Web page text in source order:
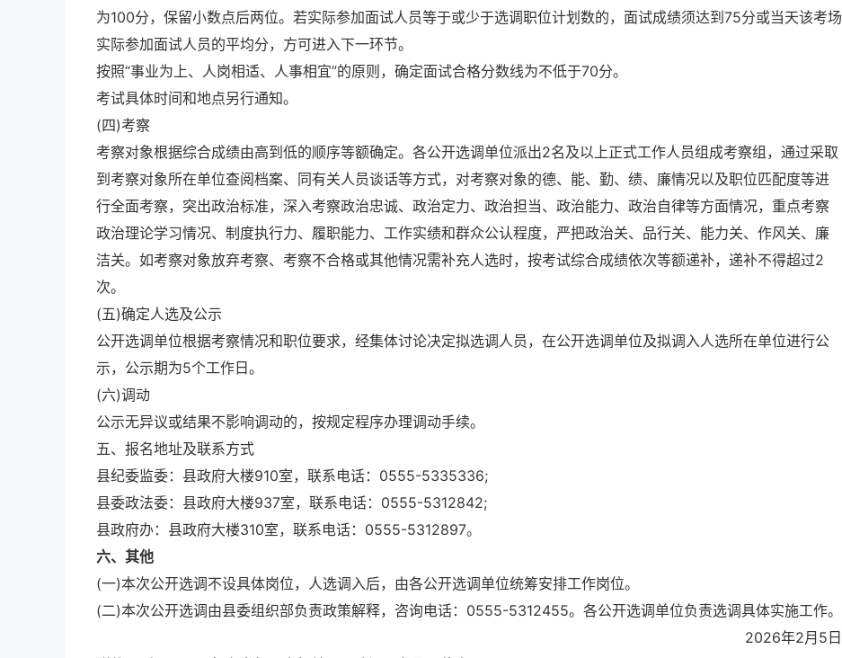
为100分，保留小数点后两位。若实际参加面试人员等于或少于选调职位计划数的，面试成绩须达到75分或当天该考场
实际参加面试人员的平均分，方可进入下一环节。
按照“事业为上、人岗相适、人事相宜”的原则，确定面试合格分数线为不低于70分。
考试具体时间和地点另行通知。
(四)考察
考察对象根据综合成绩由高到低的顺序等额确定。各公开选调单位派出2名及以上正式工作人员组成考察组，通过采取
到考察对象所在单位查阅档案、同有关人员谈话等方式，对考察对象的德、能、勤、绩、廉情况以及职位匹配度等进
行全面考察，突出政治标准，深入考察政治忠诚、政治定力、政治担当、政治能力、政治自律等方面情况，重点考察
政治理论学习情况、制度执行力、履职能力、工作实绩和群众公认程度，严把政治关、品行关、能力关、作风关、廉
洁关。如考察对象放弃考察、考察不合格或其他情况需补充人选时，按考试综合成绩依次等额递补，递补不得超过2
次。
(五)确定人选及公示
公开选调单位根据考察情况和职位要求，经集体讨论决定拟选调人员，在公开选调单位及拟调入人选所在单位进行公
示，公示期为5个工作日。
(六)调动
公示无异议或结果不影响调动的，按规定程序办理调动手续。
五、报名地址及联系方式
县纪委监委：县政府大楼910室，联系电话：0555-5335336;
县委政法委：县政府大楼937室，联系电话：0555-5312842;
县政府办：县政府大楼310室，联系电话：0555-5312897。
六、其他
(一)本次公开选调不设具体岗位，人选调入后，由各公开选调单位统筹安排工作岗位。
(二)本次公开选调由县委组织部负责政策解释，咨询电话：0555-5312455。各公开选调单位负责选调具体实施工作。
2026年2月5日